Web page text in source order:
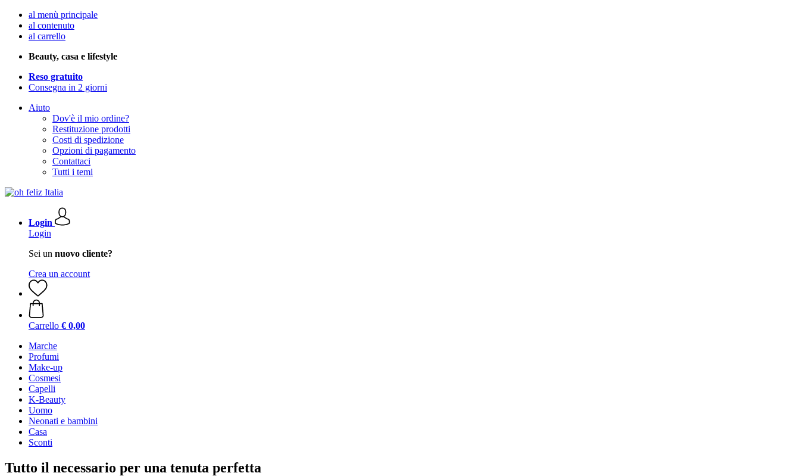
al menù principale
al contenuto
al carrello
Beauty, casa e lifestyle
Reso gratuito
Consegna in 2 giorni
Aiuto
Dov'è il mio ordine?
Restituzione prodotti
Costi di spedizione
Opzioni di pagamento
Contattaci
Tutti i temi
Login
Login
Sei un nuovo cliente?
Crea un account
Carrello € 0,00
Marche
Profumi
Make-up
Cosmesi
Capelli
K-Beauty
Uomo
Neonati e bambini
Casa
Sconti
Tutto il necessario per una tenuta perfetta